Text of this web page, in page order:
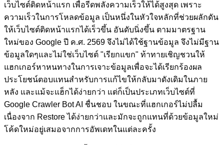
เว็บไซต์ติดหน้าแรก เพื่อรีดพลังความเร็วให้ได้สูงสุด เพราะ
ความเร็วในการโหลดข้อมูล เป็นหนึ่งในหัวใจหลักที่ช่วยผลักดัน
ให้เว็บไซต์ติดหน้าแรกได้เร็วขึ้น อันดับนิ่งขึ้น ตามมาตรฐาน
ใหม่ของ Google ปี ค.ศ. 2569 จึงไม่ได้ใช้ฐานข้อมูล จึงไม่มีฐาน
ข้อมูลใดๆและไม่ใช่เว็บไซต์ "เรียกแขก" ท้าทายเชิญชวนให้
แฮกเกอร์หาหนทางในการเจาะข้อมูลเพื่อจะได้เรียกร้องผล
ประโยชน์ตอบแทนสำหรับการแก้ไขให้กลับมาดังเดิมในภาย
หลัง และแม้จะแฮ็กได้ง่ายกว่า แต่ก็เป็นประเภทเว็บไซต์ที่
Google Crawler Bot AI ชื่นชอบ ในขณะที่แฮกเกอร์ไม่ปลื้ม
เนื่องจาก Restore ได้ง่ายกว่าและมักจะถูกแทนที่ด้วยข้อมูลใหม่
โค้ดใหม่อยู่เสมอจากการอัพเดทในแต่ละครั้ง